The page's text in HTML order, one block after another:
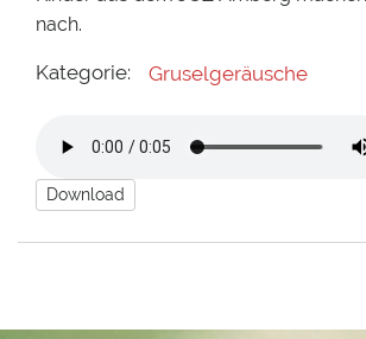
nach.
Kategorie: Gruselgeräusche
Download